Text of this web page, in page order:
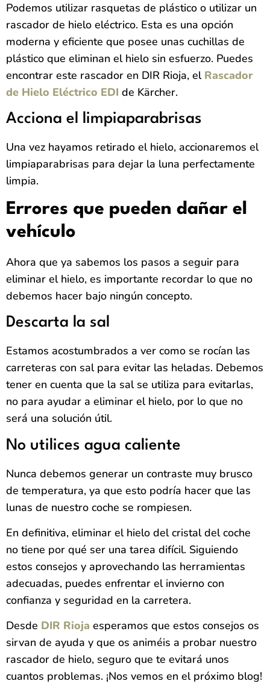
Podemos utilizar rasquetas de plástico o utilizar un
rascador de hielo eléctrico. Esta es una opción
moderna y eficiente que posee unas cuchillas de
plástico que eliminan el hielo sin esfuerzo. Puedes
encontrar este rascador en DIR Rioja, el Rascador
de Hielo Eléctrico EDI de Kärcher.
Acciona el limpiaparabrisas
Una vez hayamos retirado el hielo, accionaremos el
limpiaparabrisas para dejar la luna perfectamente
limpia.
Errores que pueden dañar el
vehículo
Ahora que ya sabemos los pasos a seguir para
eliminar el hielo, es importante recordar lo que no
debemos hacer bajo ningún concepto.
Descarta la sal
Estamos acostumbrados a ver como se rocían las
carreteras con sal para evitar las heladas. Debemos
tener en cuenta que la sal se utiliza para evitarlas,
no para ayudar a eliminar el hielo, por lo que no
será una solución útil.
No utilices agua caliente
Nunca debemos generar un contraste muy brusco
de temperatura, ya que esto podría hacer que las
lunas de nuestro coche se rompiesen.
En definitiva, eliminar el hielo del cristal del coche
no tiene por qué ser una tarea difícil. Siguiendo
estos consejos y aprovechando las herramientas
adecuadas, puedes enfrentar el invierno con
confianza y seguridad en la carretera.
Desde DIR Rioja esperamos que estos consejos os
sirvan de ayuda y que os animéis a probar nuestro
rascador de hielo, seguro que te evitará unos
cuantos problemas. ¡Nos vemos en el próximo blog!